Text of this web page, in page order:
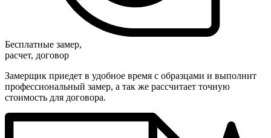
Бесплатные замер,
расчет, договор
Замерщик приедет в удобное время с образцами и выполнит
профессиональный замер, а так же рассчитает точную
стоимость для договора.